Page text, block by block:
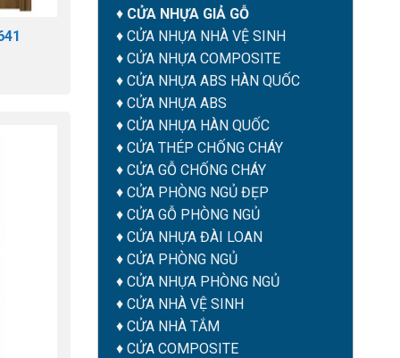
♦ CỬA NHỰA GIẢ GỖ
♦ CỬA NHỰA NHÀ VỆ SINH
♦ CỬA NHỰA COMPOSITE
♦ CỬA NHỰA ABS HÀN QUỐC
♦ CỬA NHỰA ABS
♦ CỬA NHỰA HÀN QUỐC
♦ CỬA THÉP CHỐNG CHÁY
♦ CỬA GỖ CHỐNG CHÁY
♦ CỬA PHÒNG NGỦ ĐẸP
♦ CỬA GỖ PHÒNG NGỦ
♦ CỬA NHỰA ĐÀI LOAN
♦ CỬA PHÒNG NGỦ
♦ CỬA NHỰA PHÒNG NGỦ
♦ CỬA NHÀ VỆ SINH
♦ CỬA NHÀ TẮM
♦ CỬA COMPOSITE